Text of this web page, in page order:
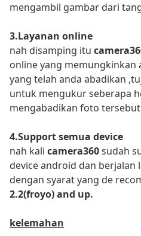
mengambil gambar dari
3.Layanan online
nah disamping itu
online yang memungkinkan
yang telah anda abadikan
untuk mengukur seberapa
mengabadikan foto tersebut
4.Support semua device
nah kali camera360sudah
device android dan berjalan
dengan syarat yang de
2.2(froyo) and up.
kelemahan